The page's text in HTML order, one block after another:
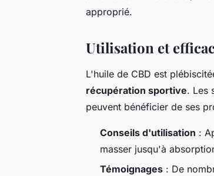
approprié.
Utilisation et
L'huile de CBD est
récupération sportive. Les
peuvent bénéficier de ses
Conseils d'utilisation :
masser jusqu'à
Témoignages : De